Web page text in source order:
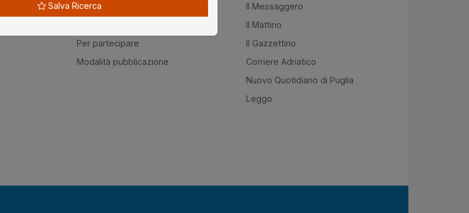
Normativa
Per partecipare
Modalità pubblicazione
Il Messaggero
Il Mattino
Il Gazzettino
Corriere Adriatico
Nuovo Quotidiano di Puglia
Leggo
Salva Ricerca